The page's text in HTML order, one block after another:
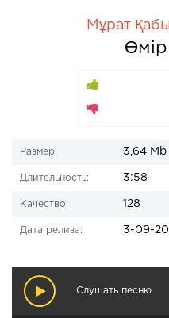
Мұрат
Өмір
Размер: 3,64 Mb
Длительность: 3:58
Качество: 128
Дата релиза: 3-09-
Слушать песню